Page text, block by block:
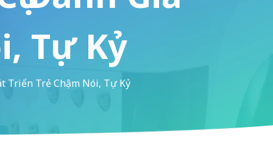
Tự Kỷ
Triển Trẻ Chậm Nói, Tự Kỷ